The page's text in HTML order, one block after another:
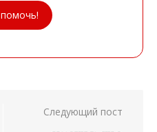
Следующий пост